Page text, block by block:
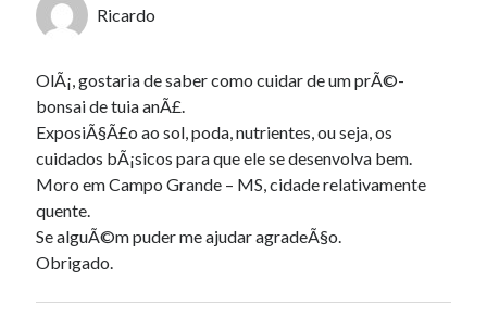
Ricardo
OlÃ¡, gostaria de saber como cuidar de um prÃ©-
bonsai de tuia anÃ£.
ExposiÃ§Ã£o ao sol, poda, nutrientes, ou seja, os
cuidados bÃ¡sicos para que ele se desenvolva bem.
Moro em Campo Grande – MS, cidade relativamente
quente.
Se alguÃ©m puder me ajudar agradeÃ§o.
Obrigado.